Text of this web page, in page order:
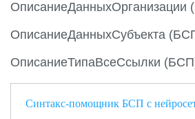
ОписаниеДанныхОрганизации
ОписаниеДанныхСубъекта
ОписаниеТипаВсеСсылки
Синтакс-помощник БСП с